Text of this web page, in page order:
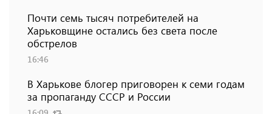
Почти семь тысяч потребителей на
Харьковщине остались без света после
обстрелов
16:46
В Харькове блогер приговорен к семи годам
за пропаганду СССР и России